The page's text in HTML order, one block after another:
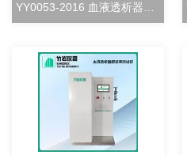
YY0053-2016 血液透析器血室密合度测试仪